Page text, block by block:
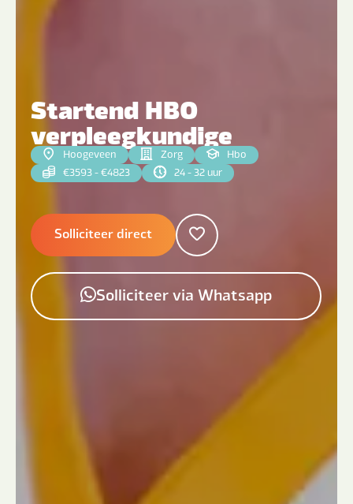
Startend HBO
verpleegkundige
Hoogeveen Zorg
Hbo
€3593 - €4823
24 - 32 uur
Solliciteer direct
Solliciteer via Whatsapp